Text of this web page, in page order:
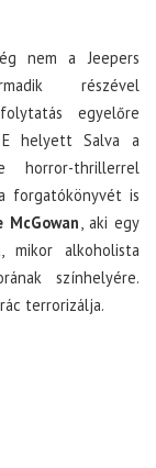
nem a Jeepers
részével
egyelőre
helyett Salva a
horror-thrillerrel
forgatókönyvét is
McGowan, aki egy
mikor alkoholista
színhelyére.
terrorizálja.